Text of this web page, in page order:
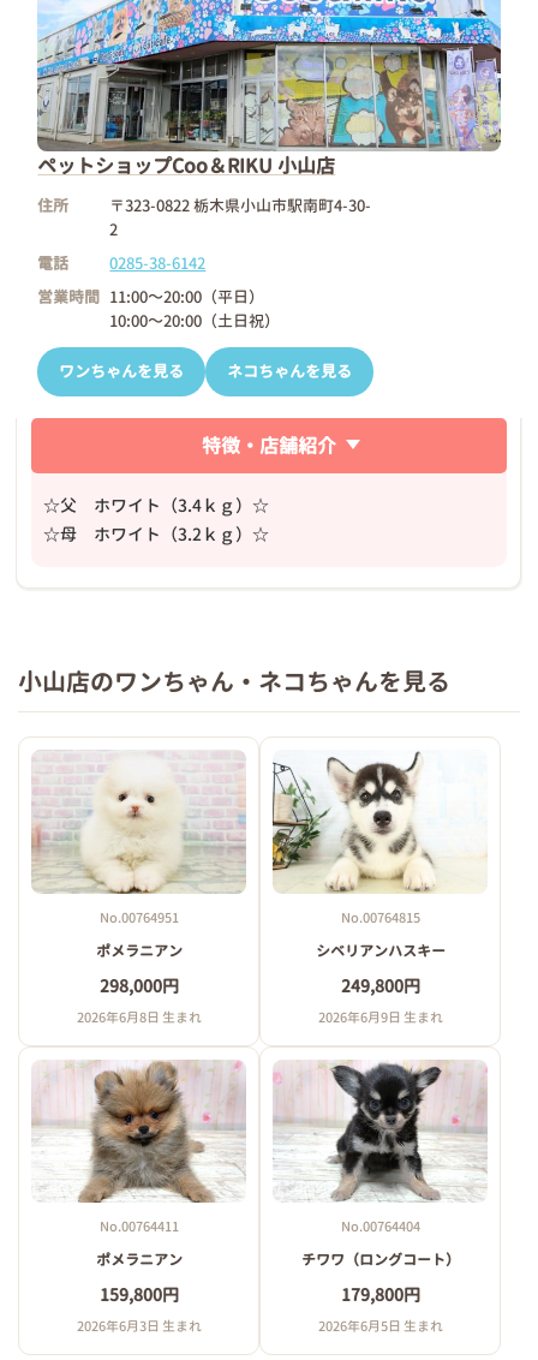
ペットショップCoo＆RIKU 小山店
住所
〒323-0822 栃木県小山市駅南町4-30-
2
電話
0285-38-6142
営業時間 11:00～20:00（平日）
10:00～20:00（土日祝）
ワンちゃんを見る ネコちゃんを見る
特徴・店舗紹介
☆父 ホワイト（3.4ｋｇ）☆
☆母 ホワイト（3.2ｋｇ）☆
小山店のワンちゃん・ネコちゃんを見る
No.00764951
ポメラニアン
298,000円
2026年6月8日 生まれ
No.00764815
シベリアンハスキー
249,800円
2026年6月9日 生まれ
No.00764411
ポメラニアン
159,800円
2026年6月3日 生まれ
No.00764404
チワワ（ロングコート）
179,800円
2026年6月5日 生まれ